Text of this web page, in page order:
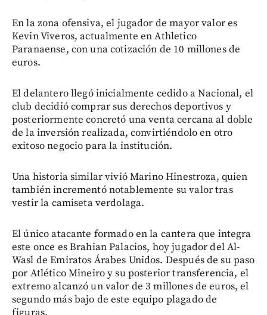
En la zona ofensiva, el jugador de mayor valor es
Kevin Viveros, actualmente en Athletico
Paranaense, con una cotización de 10 millones de
euros.
El delantero llegó inicialmente cedido a Nacional, el
club decidió comprar sus derechos deportivos y
posteriormente concretó una venta cercana al doble
de la inversión realizada, convirtiéndolo en otro
exitoso negocio para la institución.
Una historia similar vivió Marino Hinestroza, quien
también incrementó notablemente su valor tras
vestir la camiseta verdolaga.
El único atacante formado en la cantera que integra
este once es Brahian Palacios, hoy jugador del Al-
Wasl de Emiratos Árabes Unidos. Después de su paso
por Atlético Mineiro y su posterior transferencia, el
extremo alcanzó un valor de 3 millones de euros, el
segundo más bajo de este equipo plagado de